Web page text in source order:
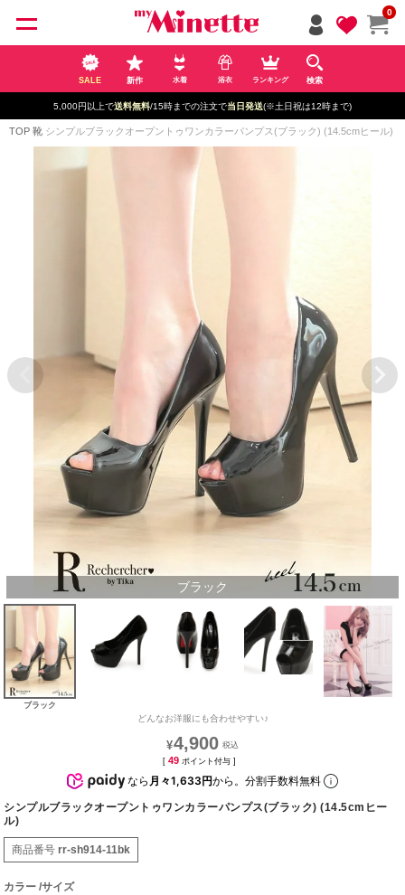
0
SALE 新作 水着 浴衣 ランキング 検索
5,000円以上で送料無料/15時までの注文で当日発送(※土日祝は12時まで)
TOP 靴 シンプルブラックオープントゥワンカラーパンプス(ブラック) (14.5cmヒール)
ブラック
ブラック
どんなお洋服にも合わせやすい♪
¥4,900
[ 49 ポイント付与 ]
なら 月々1,633円から。分割手数料無料
シンプルブラックオープントゥワンカラーパンプス(ブラック) (14.5cmヒー
ル)
商品番号 rr-sh914-11bk
カラー サイズ
ペー
ジト
ップ